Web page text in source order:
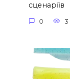
сценаріїв
0 3